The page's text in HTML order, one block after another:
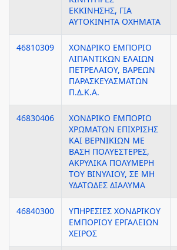
ΕΚΚΙΝΗΣΗΣ, ΓΙΑ
ΑΥΤΟΚΙΝΗΤΑ ΟΧΗΜΑΤΑ
46810309
ΧΟΝΔΡΙΚΟ ΕΜΠΟΡΙΟ
ΛΙΠΑΝΤΙΚΩΝ ΕΛΑΙΩΝ
ΠΕΤΡΕΛΑΙΟΥ, ΒΑΡΕΩΝ
ΠΑΡΑΣΚΕΥΑΣΜΑΤΩΝ
Π.Δ.Κ.Α.
46830406
ΧΟΝΔΡΙΚΟ ΕΜΠΟΡΙΟ
ΧΡΩΜΑΤΩΝ ΕΠΙΧΡΙΣΗΣ
ΚΑΙ ΒΕΡΝΙΚΙΩΝ ΜΕ
ΒΑΣΗ ΠΟΛΥΕΣΤΕΡΕΣ,
ΑΚΡΥΛΙΚΑ ΠΟΛΥΜΕΡΗ
ΤΟΥ ΒΙΝΥΛΙΟΥ, ΣΕ ΜΗ
ΥΔΑΤΩΔΕΣ ΔΙΑΛΥΜΑ
46840300
ΥΠΗΡΕΣΙΕΣ ΧΟΝΔΡΙΚΟΥ
ΕΜΠΟΡΙΟΥ ΕΡΓΑΛΕΙΩΝ
ΧΕΙΡΟΣ